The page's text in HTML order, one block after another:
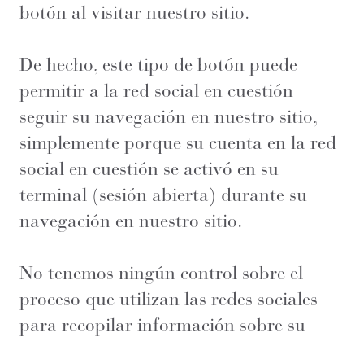
botón al visitar nuestro sitio.
De hecho, este tipo de botón puede
permitir a la red social en cuestión
seguir su navegación en nuestro sitio,
simplemente porque su cuenta en la red
social en cuestión se activó en su
terminal (sesión abierta) durante su
navegación en nuestro sitio.
No tenemos ningún control sobre el
proceso que utilizan las redes sociales
para recopilar información sobre su